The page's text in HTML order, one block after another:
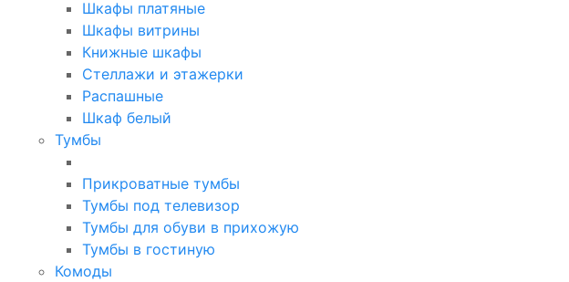
Шкафы платяные
Шкафы витрины
Книжные шкафы
Стеллажи и этажерки
Распашные
Шкаф белый
Тумбы
Прикроватные тумбы
Тумбы под телевизор
Тумбы для обуви в прихожую
Тумбы в гостиную
Комоды